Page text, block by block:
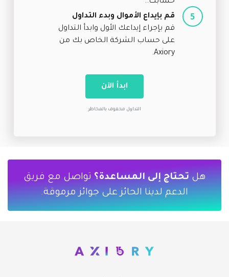
قم بإيداع الأموال وبدء التداول
قم بإجراء إيداعك الأول وابدأ التداول
على حساب الشركة الخاص بك من
Axiory.
ابدأ الآن
التداول محفوف بالمخاطر
هلتحتاج إلى المساعدة؟تواصل مع فريق
الدعم لدينا الحائز على جوائز مرموقة.